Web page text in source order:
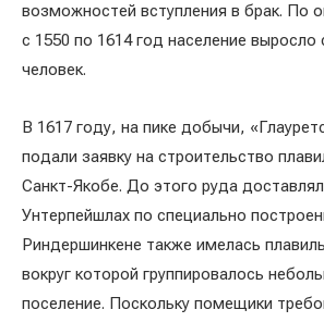
возможностей вступления в брак. По
с 1550 по 1614 год население выросло
человек.
В 1617 году, на пике добычи,
подали заявку на строительство
Санкт-Якобе. До этого руда
Унтерпейшлах по специально
Риндершинкене также имелась
вокруг которой группировалось
поселение. Поскольку помещики